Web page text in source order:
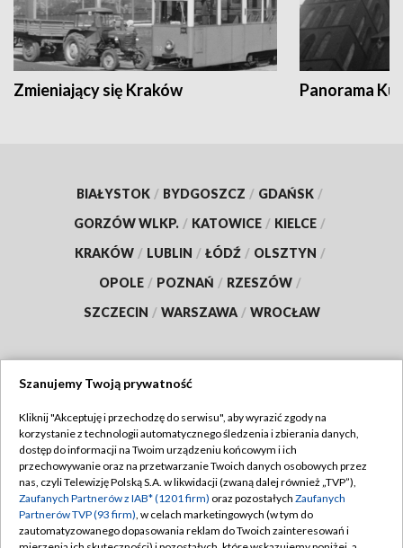
Zmieniający się Kraków Panorama
BIAŁYSTOK / BYDGOSZCZ / GDAŃSK /
GORZÓW WLKP. / KATOWICE / KIELCE /
KRAKÓW / LUBLIN / ŁÓDŹ / OLSZTYN /
OPOLE / POZNAŃ / RZESZÓW /
SZCZECIN / WARSZAWA / WROCŁAW
TVP
Abonament TVP
Emisja w TVP
Centrum informacji TVP
Regulamin TVP
Polityka prywatności
Moje zgody
Szanujemy Twoją prywatność
Kliknij "Akceptuję i przechodzę do serwisu", aby wyrazić zgody na
korzystanie z technologii automatycznego śledzenia i zbierania danych,
dostęp do informacji na Twoim urządzeniu końcowym i ich
przechowywanie oraz na przetwarzanie Twoich danych osobowych przez
nas, czyli Telewizję Polską S.A. w likwidacji (zwaną dalej również „TVP”),
Zaufanych Partnerów z IAB* (1201 firm) oraz pozostałych Zaufanych
Partnerów TVP (93 firm), w celach marketingowych (w tym do
zautomatyzowanego dopasowania reklam do Twoich zainteresowań i